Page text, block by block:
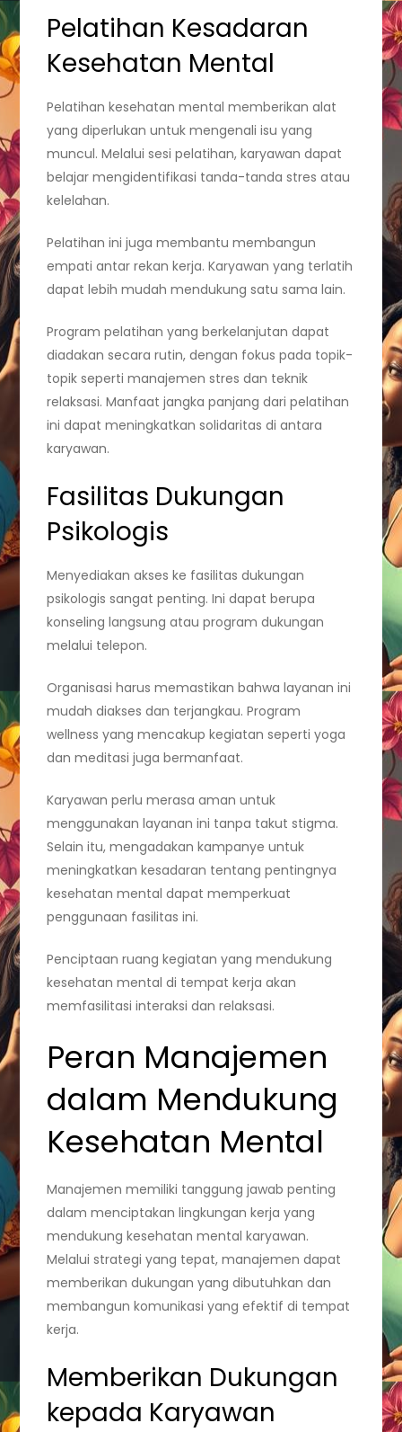
Pelatihan Kesadaran
Kesehatan Mental
Pelatihan kesehatan mental memberikan alat
yang diperlukan untuk mengenali isu yang
muncul. Melalui sesi pelatihan, karyawan dapat
belajar mengidentifikasi tanda-tanda stres atau
kelelahan.
Pelatihan ini juga membantu membangun
empati antar rekan kerja. Karyawan yang terlatih
dapat lebih mudah mendukung satu sama lain.
Program pelatihan yang berkelanjutan dapat
diadakan secara rutin, dengan fokus pada topik-
topik seperti manajemen stres dan teknik
relaksasi. Manfaat jangka panjang dari pelatihan
ini dapat meningkatkan solidaritas di antara
karyawan.
Fasilitas Dukungan
Psikologis
Menyediakan akses ke fasilitas dukungan
psikologis sangat penting. Ini dapat berupa
konseling langsung atau program dukungan
melalui telepon.
Organisasi harus memastikan bahwa layanan ini
mudah diakses dan terjangkau. Program
wellness yang mencakup kegiatan seperti yoga
dan meditasi juga bermanfaat.
Karyawan perlu merasa aman untuk
menggunakan layanan ini tanpa takut stigma.
Selain itu, mengadakan kampanye untuk
meningkatkan kesadaran tentang pentingnya
kesehatan mental dapat memperkuat
penggunaan fasilitas ini.
Penciptaan ruang kegiatan yang mendukung
kesehatan mental di tempat kerja akan
memfasilitasi interaksi dan relaksasi.
Peran Manajemen
dalam Mendukung
Kesehatan Mental
Manajemen memiliki tanggung jawab penting
dalam menciptakan lingkungan kerja yang
mendukung kesehatan mental karyawan.
Melalui strategi yang tepat, manajemen dapat
memberikan dukungan yang dibutuhkan dan
membangun komunikasi yang efektif di tempat
kerja.
Memberikan Dukungan
kepada Karyawan